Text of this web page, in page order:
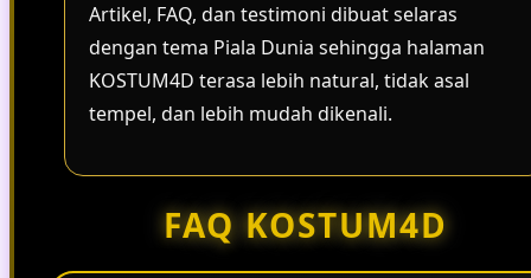
Artikel, FAQ, dan testimoni dibuat selaras
dengan tema Piala Dunia sehingga halaman
KOSTUM4D terasa lebih natural, tidak asal
tempel, dan lebih mudah dikenali.
FAQ KOSTUM4D